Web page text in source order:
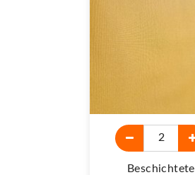
Beschichtete